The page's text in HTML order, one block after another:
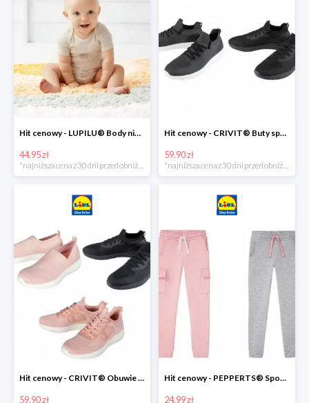
Hit cenowy - LUPILU® Body niemowlęce z biobawełny, z krótkim rękawem, 5 sztuk
44.95 zł
*najniższa cena z 30 dni przed obniżką
Hit cenowy - CRIVIT® Buty sportowe chłopięce WellWalk, 1 para
59.90 zł
*najniższa cena z 30 dni przed obniżką
Hit cenowy - CRIVIT® Obuwie dziewczęce sportowe i na co dzień, 1 para
59.90 zł
Hit cenowy - PEPPERTS® Spodnie dresowe dziewczęce, 1 para
24.99 zł